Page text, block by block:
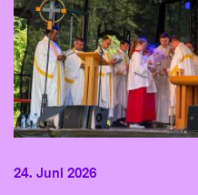
24. Juni 2026